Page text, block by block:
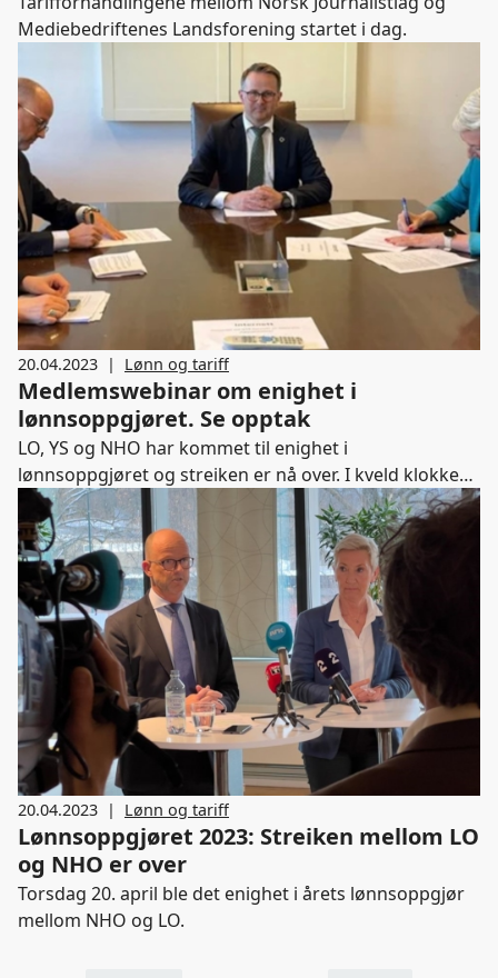
Mediebedriftenes Landsforening startet i dag.
20.04.2023 | Lønn og tariff
Medlemswebinar om enighet i
lønnsoppgjøret. Se opptak
LO, YS og NHO har kommet til enighet i
lønnsoppgjøret og streiken er nå over. I kveld klokken
20.00 holder NHO et medlemswebinar for å gi deg
informasjon om løsningen.
20.04.2023 | Lønn og tariff
Lønnsoppgjøret 2023: Streiken mellom LO
og NHO er over
Torsdag 20. april ble det enighet i årets lønnsoppgjør
mellom NHO og LO.